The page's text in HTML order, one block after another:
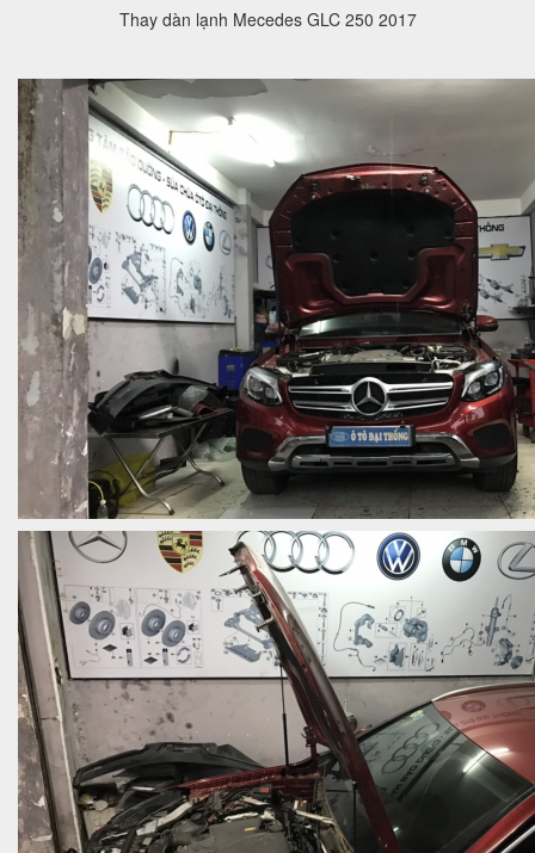
Thay dàn lạnh Mecedes GLC 250 2017